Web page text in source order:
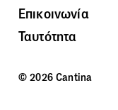
Επικοινωνία
Ταυτότητα
© 2026 Cantina